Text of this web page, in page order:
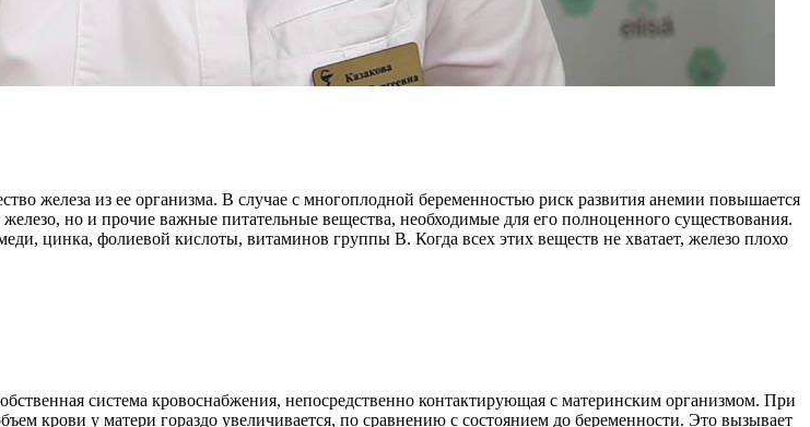
железа из ее организма. В случае с многоплодной беременностью риск развития анемии повышается
но и прочие важные питательные вещества, необходимые для его полноценного существования.
цинка, фолиевой кислоты, витаминов группы В. Когда всех этих веществ не хватает, железо плохо
система кровоснабжения, непосредственно контактирующая с материнским организмом. При
крови у матери гораздо увеличивается, по сравнению с состоянием до беременности. Это вызывает